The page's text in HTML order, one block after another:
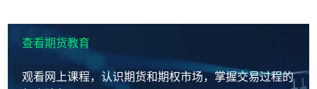
查看期货教育
观看网上课程，认识期货和期权市场，掌握交易过程的